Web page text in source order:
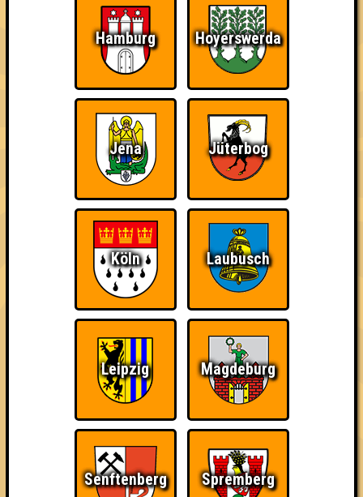
1. Stullenandis
18
1. GameEinsam
15 16
1. Quizies McQuizface
15 46
2. Bill You Murray Me
14 15 16 45
3. Quiz de Burgh
Hamburg Hoyerswerda
Jena Jüterbog
Köln Laubusch
Leipzig Magdeburg
Senftenberg Spremberg